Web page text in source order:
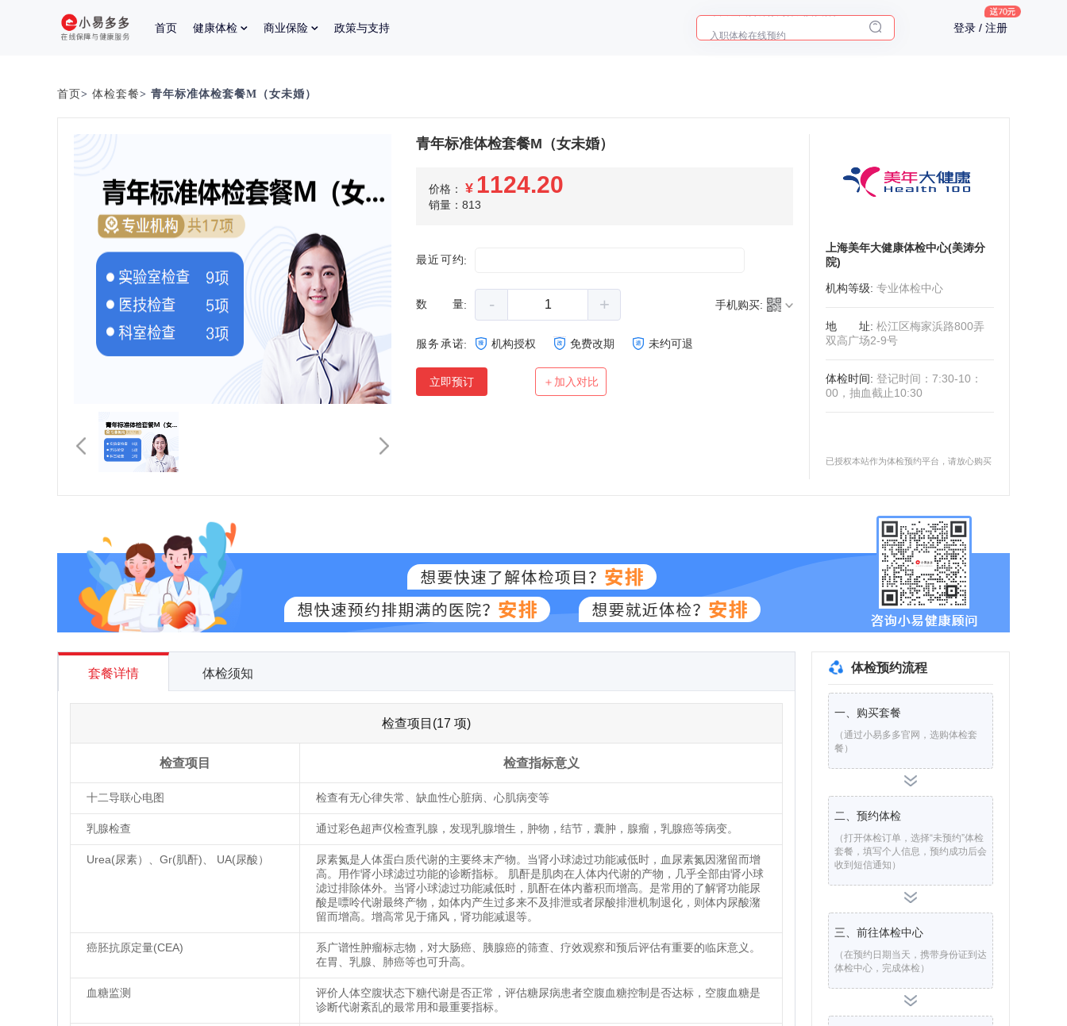
首页 健康体检 商业保险 政策与支持 登录 / 注册
首页> 体检套餐> 青年标准体检套餐M（女未婚）
青年标准体检套餐M（女未婚）
价格： ¥ 1124.20
销量：813
最近可约:
数量: - + 手机购买:
服务承诺: 机构授权 免费改期 未约可退
立即预订 ＋加入对比
上海美年大健康体检中心(美涛分
院)
机构等级: 专业体检中心
地址: 松江区梅家浜路800弄
双高广场2-9号
体检时间: 登记时间：7:30-10：
00，抽血截止10:30
已授权本站作为体检预约平台，请放心购买
套餐详情 体检须知
检查项目(17 项)
检查项目 检查指标意义
十二导联心电图 检查有无心律失常、缺血性心脏病、心肌病变等
乳腺检查 通过彩色超声仪检查乳腺，发现乳腺增生，肿物，结节，囊肿，腺瘤，乳腺癌等病变。
Urea(尿素）、Gr(肌酐)、 UA(尿酸）
尿素氮是人体蛋白质代谢的主要终末产物。当肾小球滤过功能减低时，血尿素氮因潴留而增
高。用作肾小球滤过功能的诊断指标。 肌酐是肌肉在人体内代谢的产物，几乎全部由肾小球
滤过排除体外。当肾小球滤过功能减低时，肌酐在体内蓄积而增高。是常用的了解肾功能尿
酸是嘌呤代谢最终产物，如体内产生过多来不及排泄或者尿酸排泄机制退化，则体内尿酸潴
留而增高。增高常见于痛风，肾功能减退等。
癌胚抗原定量(CEA)
系广谱性肿瘤标志物，对大肠癌、胰腺癌的筛查、疗效观察和预后评估有重要的临床意义。
在胃、乳腺、肺癌等也可升高。
血糖监测
评价人体空腹状态下糖代谢是否正常，评估糖尿病患者空腹血糖控制是否达标，空腹血糖是
诊断代谢紊乱的最常用和最重要指标。
体检预约流程
一、购买套餐
（通过小易多多官网，选购体检套
餐）
二、预约体检
（打开体检订单，选择“未预约”体检
套餐，填写个人信息，预约成功后会
收到短信通知）
三、前往体检中心
（在预约日期当天，携带身份证到达
体检中心，完成体检）